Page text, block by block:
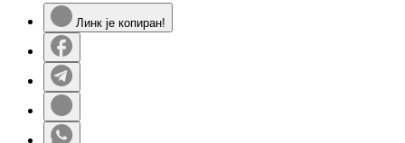
Линк је копиран!